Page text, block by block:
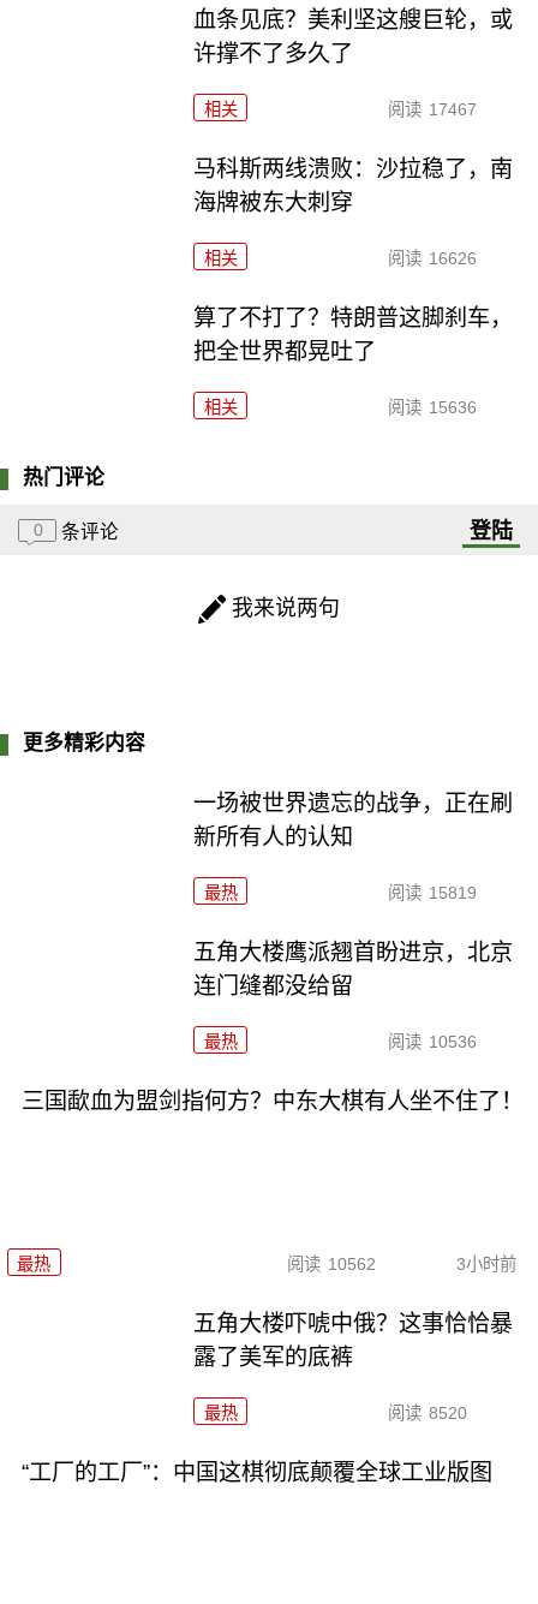
血条见底？美利坚这艘巨轮，或
许撑不了多久了
相关 阅读 17467
马科斯两线溃败：沙拉稳了，南
海牌被东大刺穿
相关 阅读 16626
算了不打了？特朗普这脚刹车，
把全世界都晃吐了
相关 阅读 15636
热门评论
0 条评论 登陆
我来说两句
更多精彩内容
一场被世界遗忘的战争，正在刷
新所有人的认知
最热 阅读 15819
五角大楼鹰派翘首盼进京，北京
连门缝都没给留
最热 阅读 10536
三国歃血为盟剑指何方？中东大棋有人坐不住了！
最热 阅读 10562 3小时前
五角大楼吓唬中俄？这事恰恰暴
露了美军的底裤
最热 阅读 8520
“工厂的工厂”：中国这棋彻底颠覆全球工业版图